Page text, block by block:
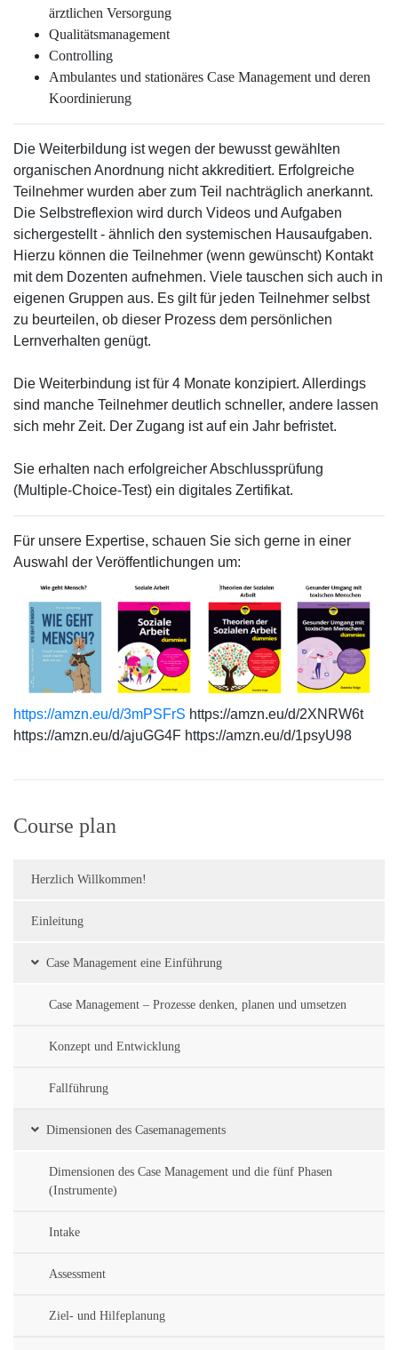
ärztlichen Versorgung
Qualitätsmanagement
Controlling
Ambulantes und stationäres Case Management und deren
Koordinierung
Die Weiterbildung ist wegen der bewusst gewählten
organischen Anordnung nicht akkreditiert. Erfolgreiche
Teilnehmer wurden aber zum Teil nachträglich anerkannt.
Die Selbstreflexion wird durch Videos und Aufgaben
sichergestellt - ähnlich den systemischen Hausaufgaben.
Hierzu können die Teilnehmer (wenn gewünscht) Kontakt
mit dem Dozenten aufnehmen. Viele tauschen sich auch in
eigenen Gruppen aus. Es gilt für jeden Teilnehmer selbst
zu beurteilen, ob dieser Prozess dem persönlichen
Lernverhalten genügt.
Die Weiterbindung ist für 4 Monate konzipiert. Allerdings
sind manche Teilnehmer deutlich schneller, andere lassen
sich mehr Zeit. Der Zugang ist auf ein Jahr befristet.
Sie erhalten nach erfolgreicher Abschlussprüfung
(Multiple-Choice-Test) ein digitales Zertifikat.
Für unsere Expertise, schauen Sie sich gerne in einer
Auswahl der Veröffentlichungen um:
https://amzn.eu/d/3mPSFrS https://amzn.eu/d/2XNRW6t
https://amzn.eu/d/ajuGG4F https://amzn.eu/d/1psyU98
Course plan
Herzlich Willkommen!
Einleitung
Case Management eine Einführung
Case Management – Prozesse denken, planen und umsetzen
Konzept und Entwicklung
Fallführung
Dimensionen des Casemanagements
Dimensionen des Case Management und die fünf Phasen
(Instrumente)
Intake
Assessment
Ziel- und Hilfeplanung